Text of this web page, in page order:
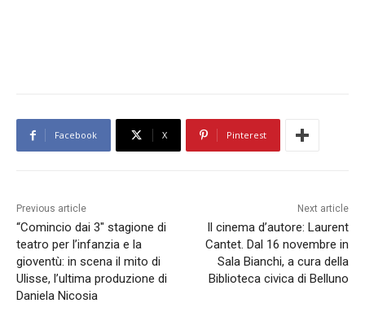
Facebook X Pinterest
Previous article
“Comincio dai 3″ stagione di
teatro per l’infanzia e la
gioventù: in scena il mito di
Ulisse, l’ultima produzione di
Daniela Nicosia
Next article
Il cinema d’autore: Laurent
Cantet. Dal 16 novembre in
Sala Bianchi, a cura della
Biblioteca civica di Belluno